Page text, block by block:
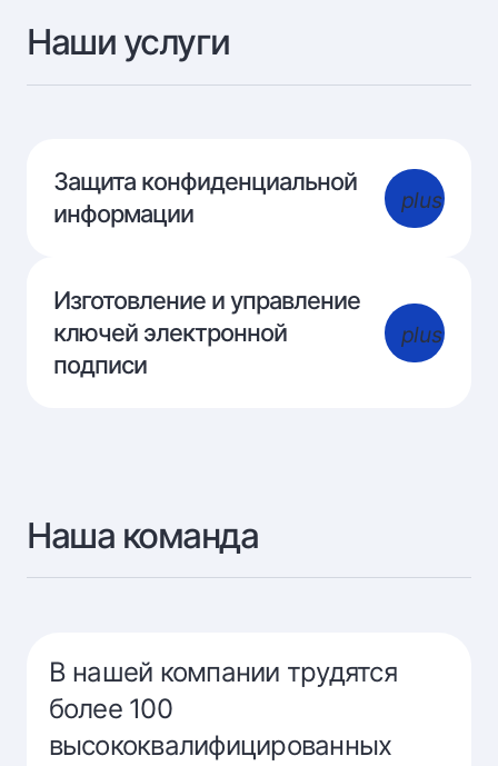
Наши услуги
Защита конфиденциальной
информации
plus
Изготовление и управление
ключей электронной
подписи
plus
Наша команда
В нашей компании трудятся
более 100
высококвалифицированных